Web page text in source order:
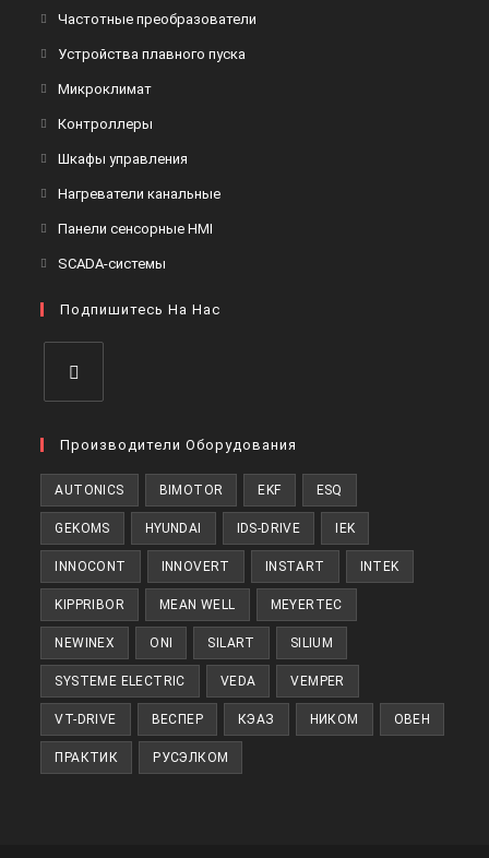
Частотные преобразователи
Устройства плавного пуска
МикроклиматОткроется
вкладке
Контроллеры
вкладке
Шкафы управления
вкладке
Нагреватели канальныеОткроется
Панели сенсорные HMI
вкладке
SCADA-системы
новой
Подпишитесь На Нас
в
вкладке
Производители Оборудования
AUTONICS BIMOTOR EKF ESQ
GEKOMS HYUNDAI IDS-DRIVE IEK
INNOCONT INNOVERT INSTART INTEK
KIPPRIBOR MEAN WELL MEYERTEC
NEWINEX ONI SILART SILIUM
SYSTEME ELECTRIC VEDA VEMPER
VT-DRIVE ВЕСПЕР КЭАЗ НИКОМ ОВЕН
ПРАКТИК РУСЭЛКОМ